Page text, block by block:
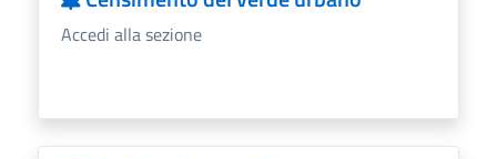
Accedi alla sezione